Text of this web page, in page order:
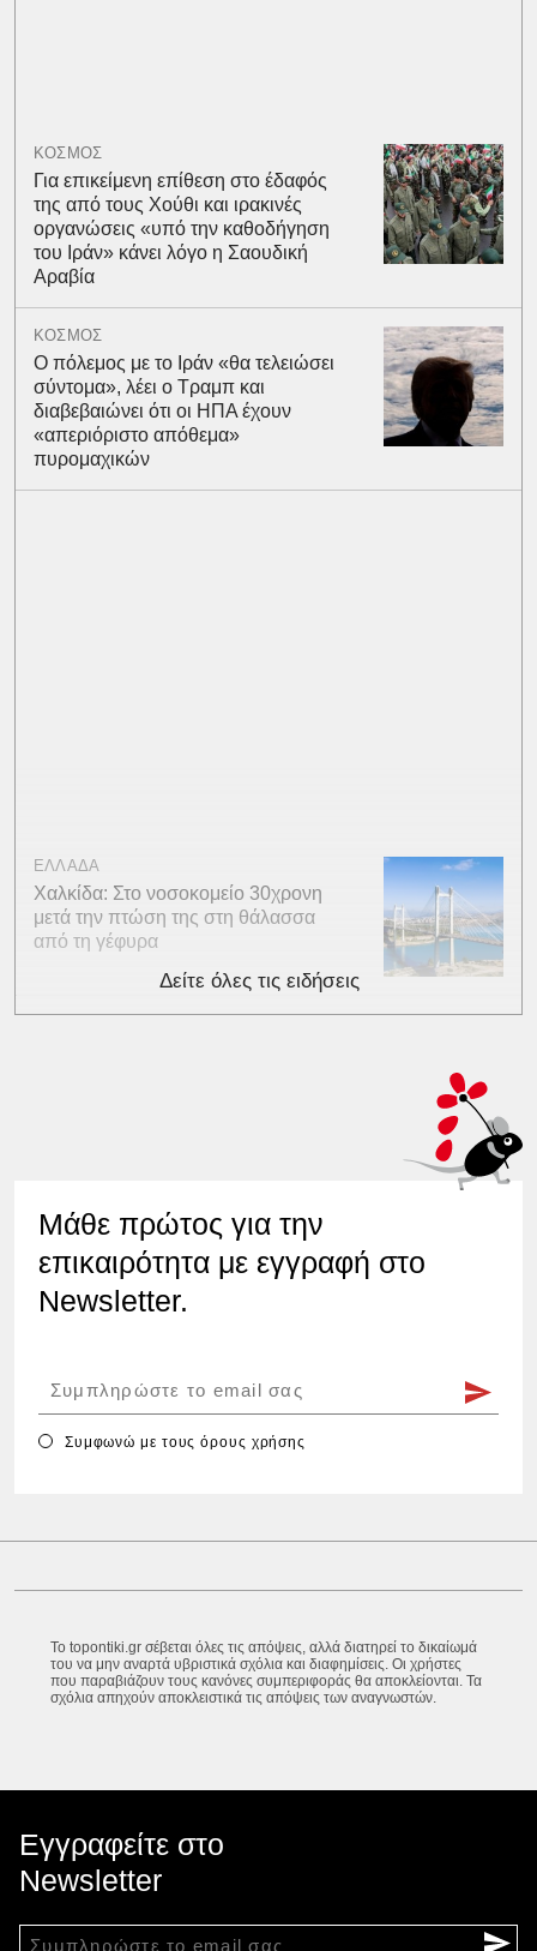
ΚΟΣΜΟΣ
Για επικείμενη επίθεση στο έδαφός
της από τους Χούθι και ιρακινές
οργανώσεις «υπό την καθοδήγηση
του Ιράν» κάνει λόγο η Σαουδική
Αραβία
ΚΟΣΜΟΣ
Ο πόλεμος με το Ιράν «θα τελειώσει
σύντομα», λέει ο Τραμπ και
διαβεβαιώνει ότι οι ΗΠΑ έχουν
«απεριόριστο απόθεμα»
πυρομαχικών
ΕΛΛΑΔΑ
Χαλκίδα: Στο νοσοκομείο 30χρονη
μετά την πτώση της στη θάλασσα
από τη γέφυρα
Δείτε όλες τις ειδήσεις
Μάθε πρώτος για την
επικαιρότητα με εγγραφή στο
Newsletter.
Συμφωνώ με τουςόρους χρήσης
Το topontiki.gr σέβεται όλες τις απόψεις, αλλά διατηρεί το δικαίωμά
του να μην αναρτά υβριστικά σχόλια και διαφημίσεις. Οι χρήστες
που παραβιάζουν τους κανόνες συμπεριφοράς θα αποκλείονται. Τα
σχόλια απηχούν αποκλειστικά τις απόψεις των αναγνωστών.
Εγγραφείτε στο
Newsletter